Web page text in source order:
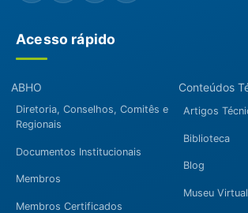
Acesso rápido
ABHO
Diretoria, Conselhos, Comitês e
Regionais
Documentos Institucionais
Membros
Membros Certificados
Conteúdos
Artigos
Biblioteca
Blog
Museu Virtual